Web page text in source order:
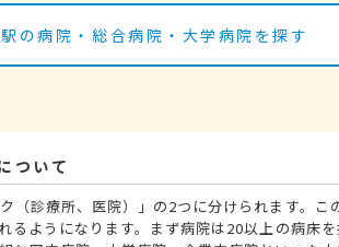
の病院・総合病院・大学病院を探す
ついて
（診療所、医院）」の2つに分けられます。こ
るようになります。まず病院は20以上の病床